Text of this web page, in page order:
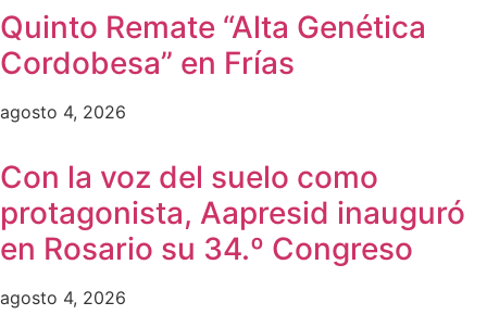
Quinto Remate “Alta Genética
Cordobesa” en Frías
agosto 4, 2026
Con la voz del suelo como
protagonista, Aapresid inauguró
en Rosario su 34.º Congreso
agosto 4, 2026